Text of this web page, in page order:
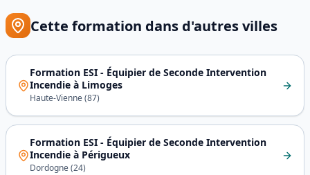
Cette formation dans d'autres villes
Formation ESI - Équipier de Seconde Intervention
Incendie à Limoges
Haute-Vienne(87)
Formation ESI - Équipier de Seconde Intervention
Incendie à Périgueux
Dordogne(24)